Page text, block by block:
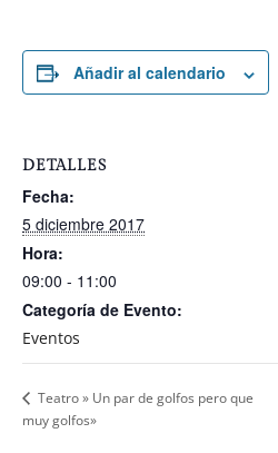
Añadir al calendario
DETALLES
Fecha:
5 diciembre 2017
Hora:
09:00 - 11:00
Categoría de Evento:
Eventos
Teatro » Un par de golfos pero que
muy golfos»